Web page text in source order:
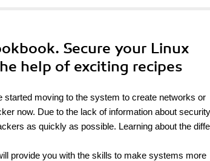
Secure your Linux
help of exciting recipes
moving to the system to create networks or
now. Due to the lack of information about
as quickly as possible. Learning about the
provide you with the skills to make systems more